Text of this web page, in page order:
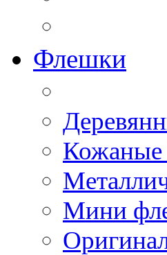
Флешки
Мини